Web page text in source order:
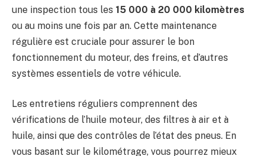
une inspection tous les 15 000 à 20 000 kilomètres
ou au moins une fois par an. Cette maintenance
régulière est cruciale pour assurer le bon
fonctionnement du moteur, des freins, et d’autres
systèmes essentiels de votre véhicule.
Les entretiens réguliers comprennent des
vérifications de l’huile moteur, des filtres à air et à
huile, ainsi que des contrôles de l’état des pneus. En
vous basant sur le kilométrage, vous pourrez mieux